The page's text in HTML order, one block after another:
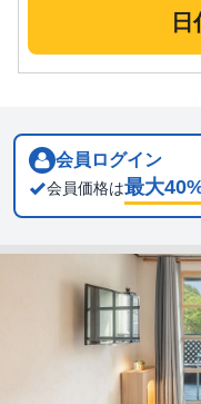
会員ログイン
会員価格は最大40